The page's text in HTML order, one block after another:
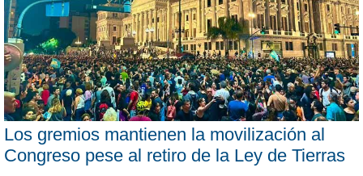
Los gremios mantienen la movilización al
Congreso pese al retiro de la Ley de Tierras